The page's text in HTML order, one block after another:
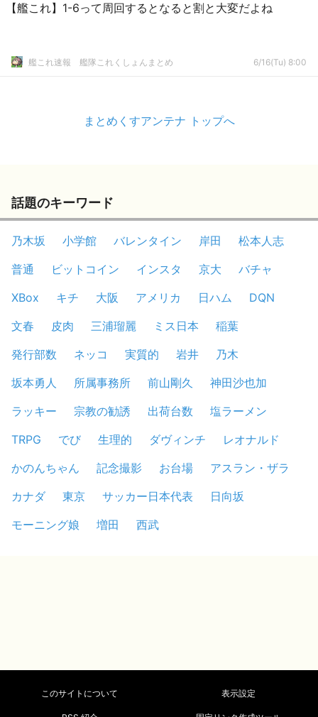
【艦これ】1-6って周回するとなると割と大変だよね
艦これ速報 艦隊これくしょんまとめ 6/16(Tu) 8:00
まとめくすアンテナ トップへ
話題のキーワード
乃木坂 小学館 バレンタイン 岸田
松本人志
普通
ビットコイン インスタ 京大
バチャ
XBox
キチ 大阪 アメリカ 日ハム
DQN
文春
皮肉 三浦瑠麗 ミス日本
稲葉
発行部数
ネッコ 実質的 岩井
乃木
坂本勇人
所属事務所 前山剛久
神田沙也加
ラッキー
宗教の勧誘 出荷台数
塩ラーメン
TRPG
でび 生理的 ダヴィンチ
レオナルド
かのんちゃん
記念撮影 お台場
アスラン・ザラ
カナダ
東京 サッカー日本代表
日向坂
モーニング娘
増田 西武
このサイトについて 表示設定